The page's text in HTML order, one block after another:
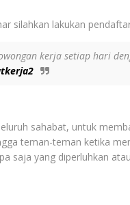
silahkan lakukan
kerja setiap hari
sahabat, untuk
teman-teman ketika
saja yang diperluhkan